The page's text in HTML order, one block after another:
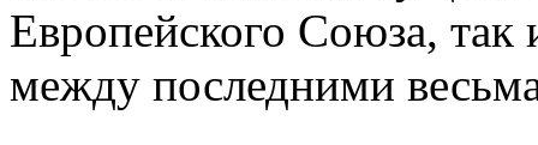
Европейского Союза, так
между последними